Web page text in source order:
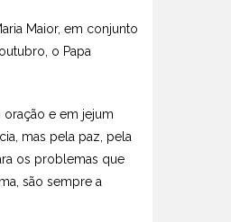
Maior, em conjunto
o Papa
oração e em jejum
mas pela paz, pela
os problemas que
são sempre a